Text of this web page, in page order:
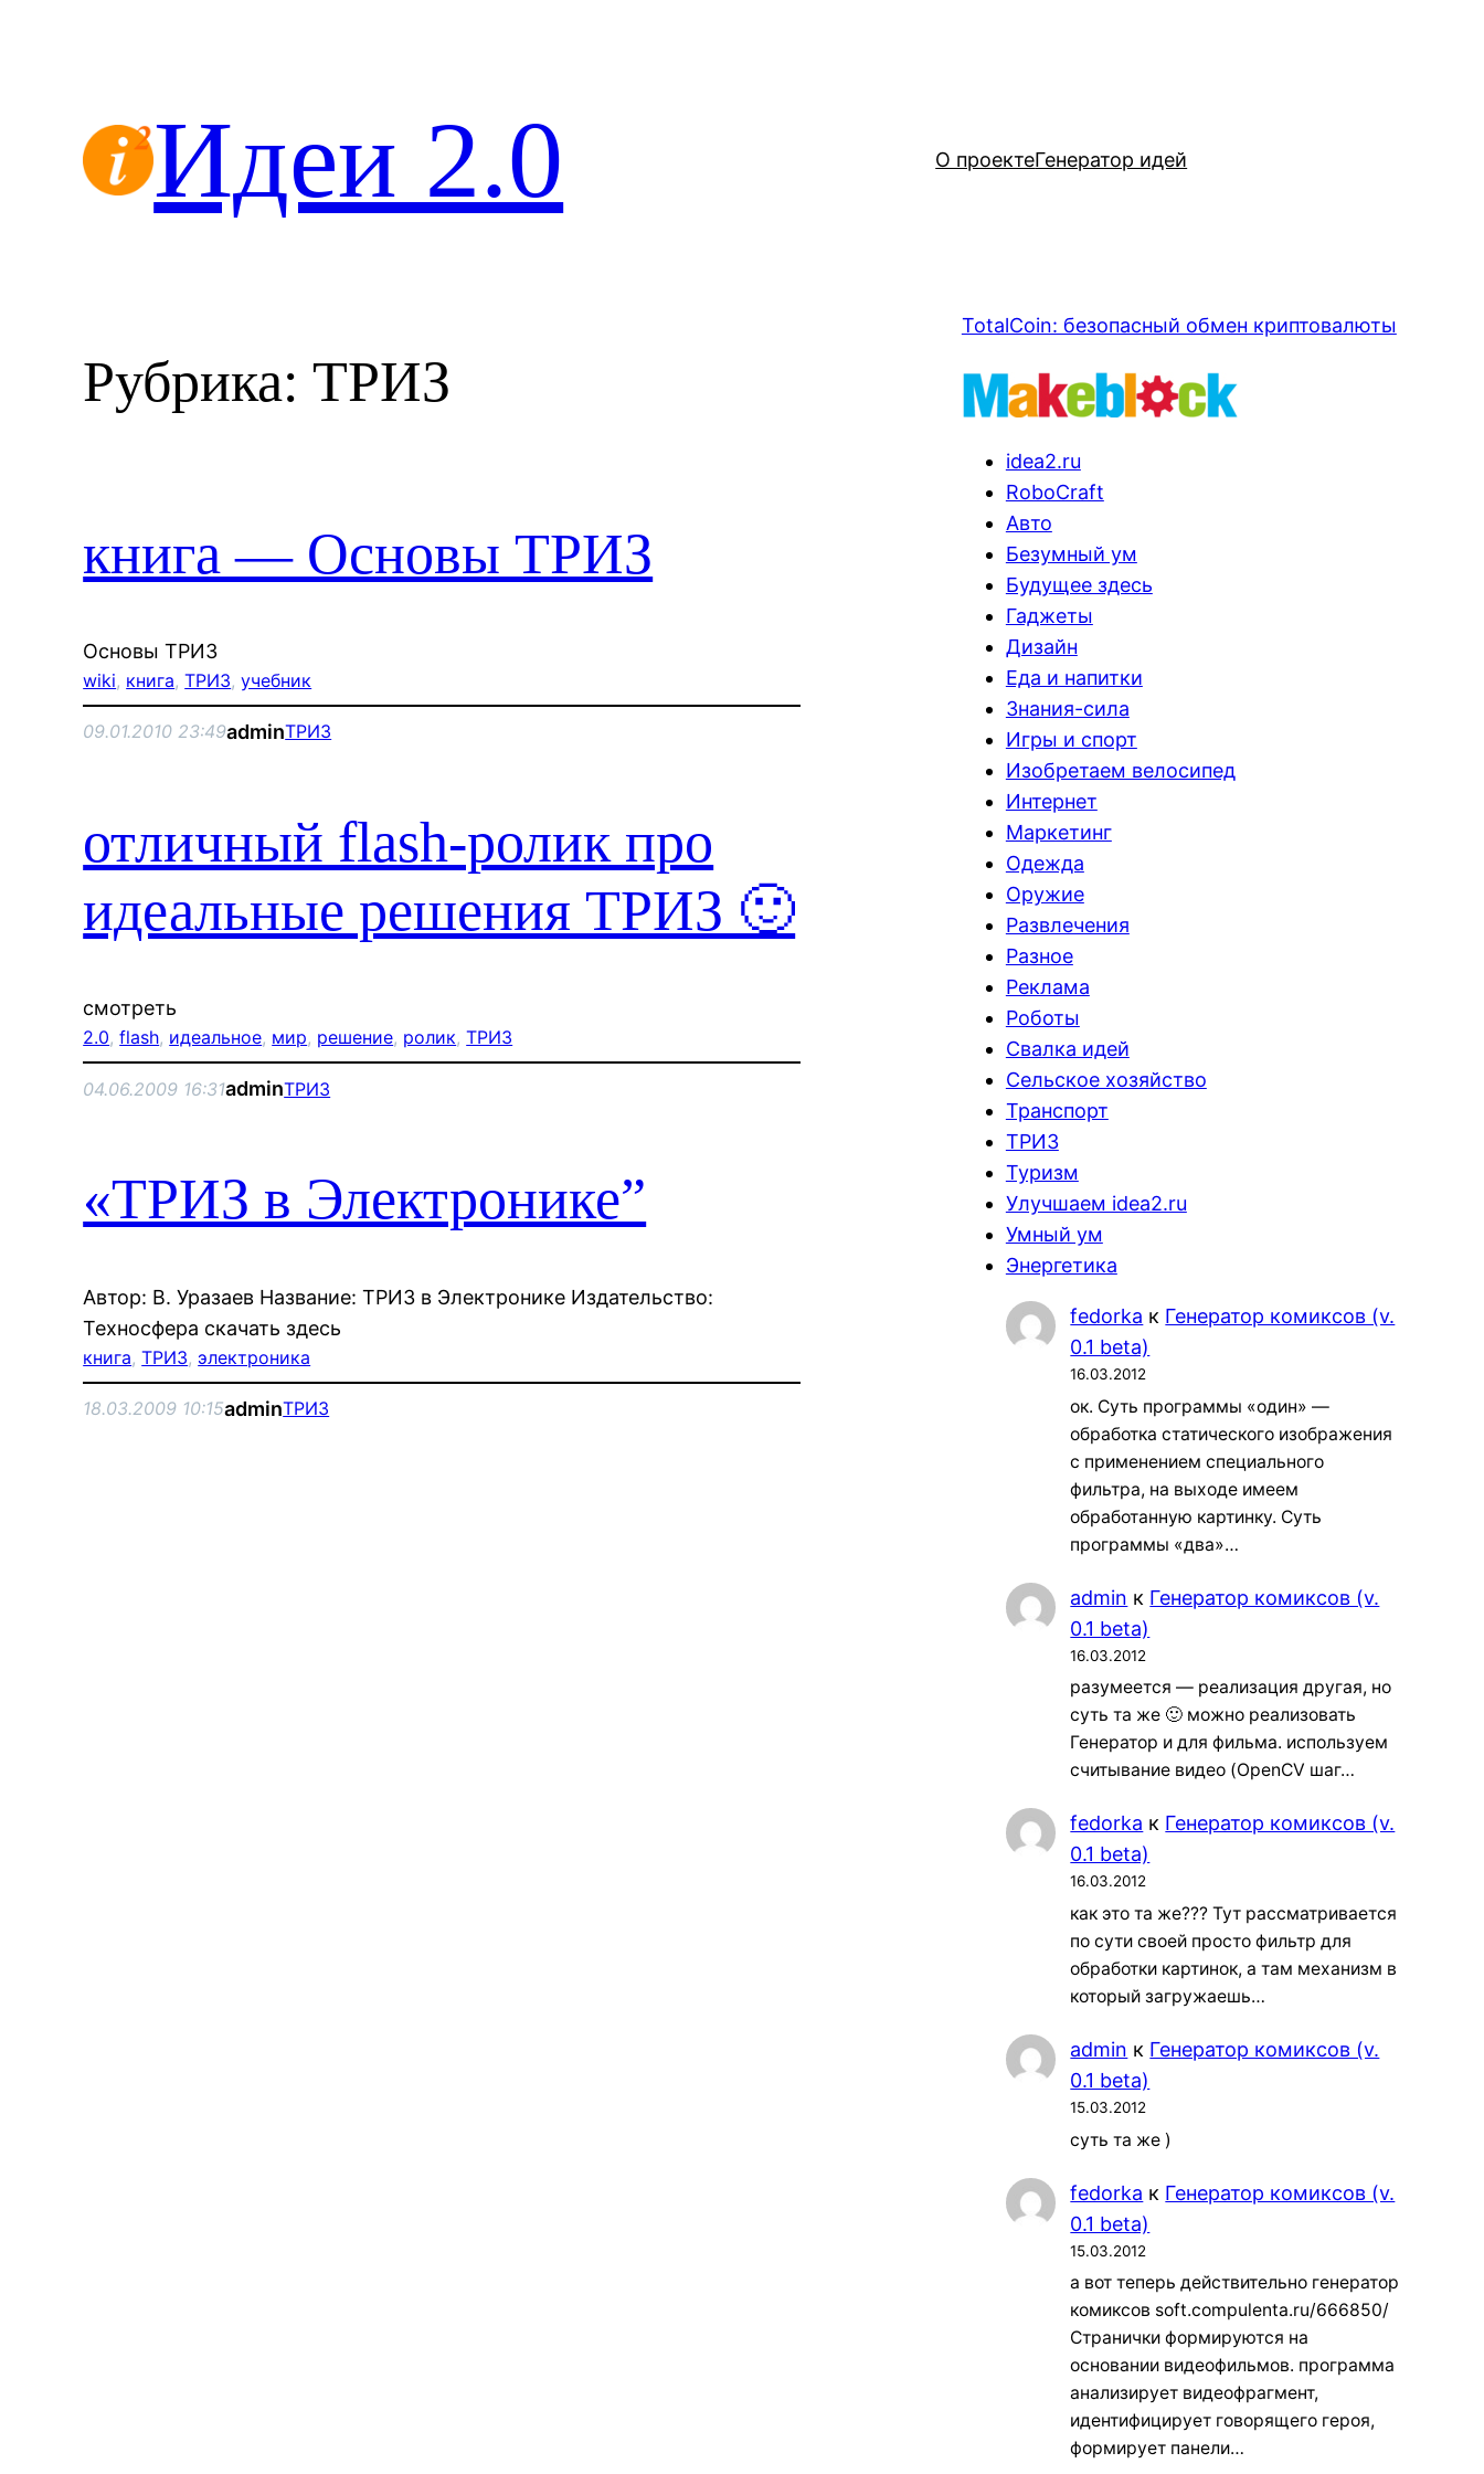
Идеи 2.0 О проектеГенератор идей
Рубрика: ТРИЗ
книга — Основы ТРИЗ
Основы ТРИЗ
wiki, книга, ТРИЗ, учебник
09.01.2010 23:49adminТРИЗ
отличный flash-ролик про
идеальные решения ТРИЗ 🙂
смотреть
2.0, flash, идеальное, мир, решение, ролик, ТРИЗ
04.06.2009 16:31adminТРИЗ
«ТРИЗ в Электронике”
Автор: В. Уразаев Название: ТРИЗ в Электронике Издательство:
Техносфера скачать здесь
книга, ТРИЗ, электроника
18.03.2009 10:15adminТРИЗ
TotalCoin: безопасный обмен криптовалюты
idea2.ru
RoboCraft
Авто
Безумный ум
Будущее здесь
Гаджеты
Дизайн
Еда и напитки
Знания-сила
Игры и спорт
Изобретаем велосипед
Интернет
Маркетинг
Одежда
Оружие
Развлечения
Разное
Реклама
Роботы
Свалка идей
Сельское хозяйство
Транспорт
ТРИЗ
Туризм
Улучшаем idea2.ru
Умный ум
Энергетика
fedorka к Генератор комиксов (v.
0.1 beta)
16.03.2012
ок. Суть программы «один» —
обработка статического изображения
с применением специального
фильтра, на выходе имеем
обработанную картинку. Суть
программы «два»…
admin к Генератор комиксов (v.
0.1 beta)
16.03.2012
разумеется — реализация другая, но
суть та же 🙂 можно реализовать
Генератор и для фильма. используем
считывание видео (OpenCV шаг…
fedorka к Генератор комиксов (v.
0.1 beta)
16.03.2012
как это та же??? Тут рассматривается
по сути своей просто фильтр для
обработки картинок, а там механизм в
который загружаешь…
admin к Генератор комиксов (v.
0.1 beta)
15.03.2012
суть та же )
fedorka к Генератор комиксов (v.
0.1 beta)
15.03.2012
а вот теперь действительно генератор
комиксов soft.compulenta.ru/666850/
Странички формируются на
основании видеофильмов. программа
анализирует видеофрагмент,
идентифицирует говорящего героя,
формирует панели…